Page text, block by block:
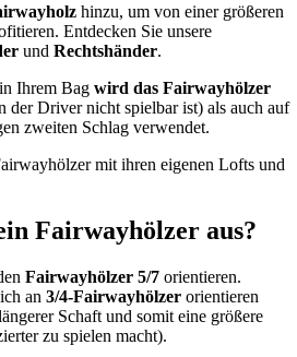
hinzu, um von einer größeren
Entdecken Sie unsere
und Rechtshänder.
Ihrem Bag wird das Fairwayhölzer
der Driver nicht spielbar ist) als auch auf
zweiten Schlag verwendet.
mit ihren eigenen Lofts und
Fairwayhölzer aus?
Fairwayhölzer 5/7 orientieren.
an 3/4-Fairwayhölzer orientieren
Schaft und somit eine größere
zu spielen macht).